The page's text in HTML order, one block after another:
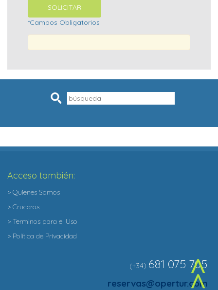
*Campos Obligatorios
Pesquisar
^
Acceso también:
> Quienes Somos
> Cruceros
> Terminos para el Uso
> Política de Privacidad
(+34) 681 075 705
reservas@opertur.com